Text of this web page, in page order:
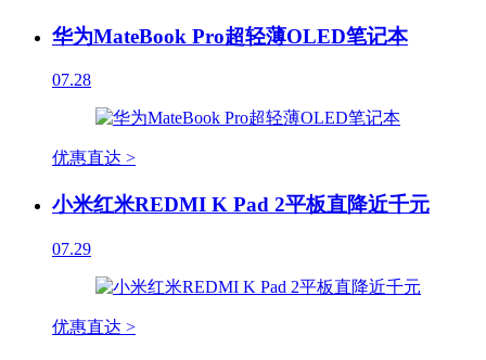
华为MateBook Pro超轻薄OLED笔记本
07.28
优惠直达 >
小米红米REDMI K Pad 2平板直降近千元
07.29
优惠直达 >